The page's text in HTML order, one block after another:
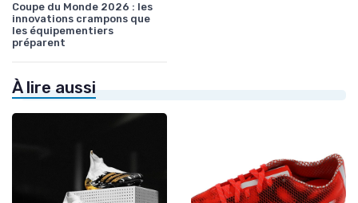
Coupe du Monde 2026 : les
innovations crampons que
les équipementiers
préparent
À lire aussi